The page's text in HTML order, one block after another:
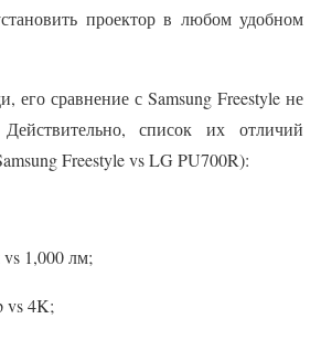
проектор в любом удобном
его сравнение с Samsung Freestyle не
список их отличий
Freestyle vs LG PU700R):
1,000 лм;
vs 4K;